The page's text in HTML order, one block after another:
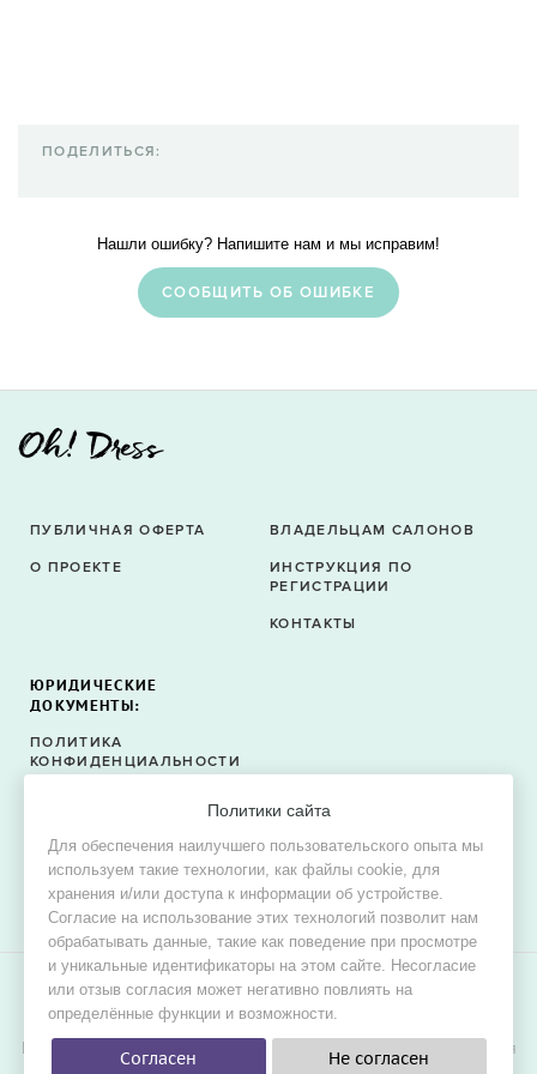
Нашли ошибку? Напишите нам и мы исправим!
CООБЩИТЬ ОБ ОШИБКЕ
ПОДЕЛИТЬСЯ:
Политики сайта
Для обеспечения наилучшего пользовательского опыта мы
используем такие технологии, как файлы cookie, для
хранения и/или доступа к информации об устройстве.
Согласие на использование этих технологий позволит нам
обрабатывать данные, такие как поведение при просмотре
и уникальные идентификаторы на этом сайте. Несогласие
или отзыв согласия может негативно повлиять на
определённые функции и возможности.
Согласен Не согласен
ПУБЛИЧНАЯ ОФЕРТА
О ПРОЕКТЕ
ВЛАДЕЛЬЦАМ САЛОНОВ
ИНСТРУКЦИЯ ПО
РЕГИСТРАЦИИ
КОНТАКТЫ
ЮРИДИЧЕСКИЕ
ДОКУМЕНТЫ:
ПОЛИТИКА
КОНФИДЕНЦИАЛЬНОСТИ
СОГЛАСИЕ НА ОБРАБОТКУ
ПЕРСОНАЛЬНЫХ ДАННЫХ
© 2015–2026 Oh! Dress — сервис поиска свадебных и
вечерних платьев в продаже и в аренду.
Цель проекта — обеспечить невестам наилучшие условия для